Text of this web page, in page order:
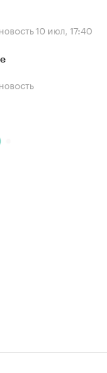
10 июл, 17:40